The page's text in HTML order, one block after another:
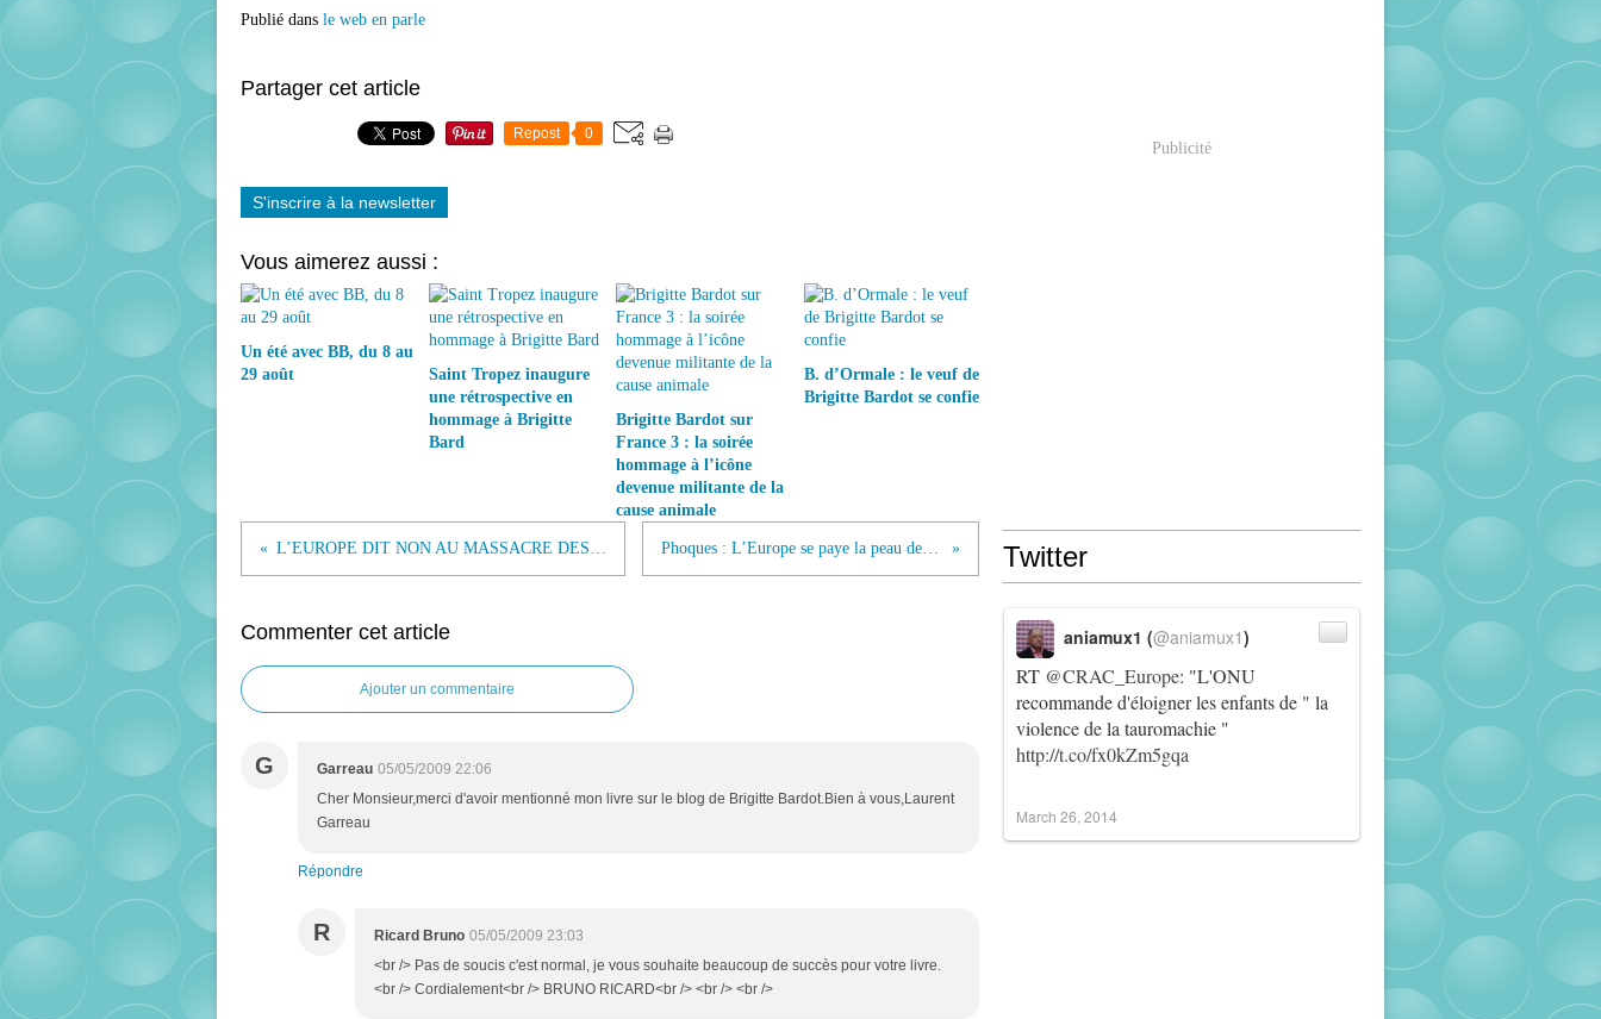
Publié dans le web en parle
Partager cet article
Repost 0
S'inscrire à la newsletter
Vous aimerez aussi :
Un été avec BB, du 8 au
29 août
Saint Tropez inaugure
une rétrospective en
hommage à Brigitte
Bard
Brigitte Bardot sur
France 3 : la soirée
hommage à l’icône
devenue militante de la
cause animale
B. d’Ormale : le veuf de
Brigitte Bardot se confie
L’EUROPE DIT NON AU MASSACRE DES PHOQUES ! Phoques : L’Europe se paye la peau des chasseurs...
Commenter cet article
Ajouter un commentaire
G Garreau 05/05/2009 22:06
Cher Monsieur,merci d'avoir mentionné mon livre sur le blog de Brigitte Bardot.Bien à vous,Laurent
Garreau
Répondre
R Ricard Bruno 05/05/2009 23:03
<br /> Pas de soucis c'est normal, je vous souhaite beaucoup de succès pour votre livre.
<br /> Cordialement<br /> BRUNO RICARD<br /> <br /> <br />
Publicité
Twitter
RT @CRAC_Europe: "L'ONU
recommande d'éloigner les enfants de " la
violence de la tauromachie "
http://t.co/fx0kZm5gqa
aniamux1 (@aniamux1)
March 26, 2014